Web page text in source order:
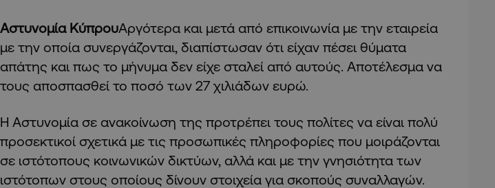
Αστυνομία ΚύπρουΑργότερα και μετά από επικοινωνία με την εταιρεία
με την οποία συνεργάζονται, διαπίστωσαν ότι είχαν πέσει θύματα
απάτης και πως το μήνυμα δεν είχε σταλεί από αυτούς. Αποτέλεσμα να
τους αποσπασθεί το ποσό των 27 χιλιάδων ευρώ.
Η Αστυνομία σε ανακοίνωση της προτρέπει τους πολίτες να είναι πολύ
προσεκτικοί σχετικά με τις προσωπικές πληροφορίες που μοιράζονται
σε ιστότοπους κοινωνικών δικτύων, αλλά και με την γνησιότητα των
ιστότοπων στους οποίους δίνουν στοιχεία για σκοπούς συναλλαγών.